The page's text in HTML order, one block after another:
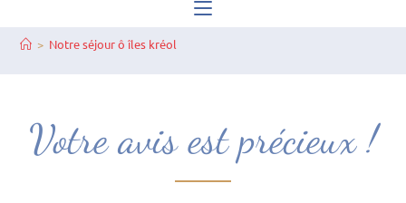
> Notre séjour ô îles kréol
Votre avis est précieux !